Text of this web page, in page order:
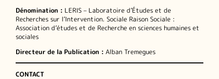
Dénomination : LERIS – Laboratoire d’Études et de
Recherches sur l’Intervention. Sociale Raison Sociale :
Association d’études et de Recherche en sciences humaines et
sociales
Directeur de la Publication : Alban Tremegues
CONTACT